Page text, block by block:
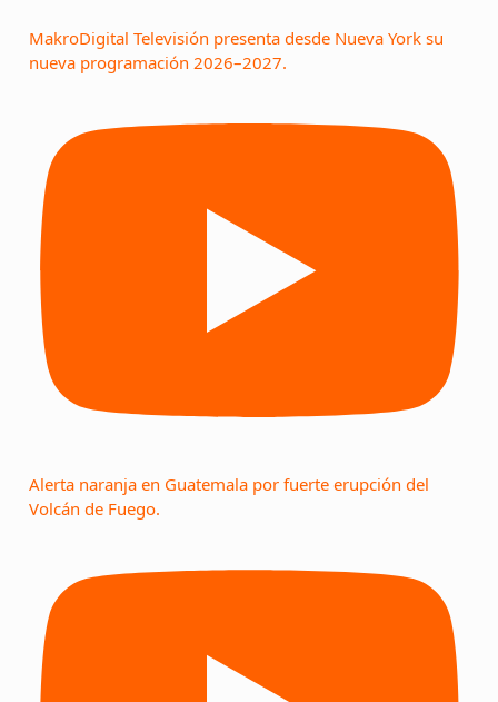
MakroDigital Televisión presenta desde Nueva York su
nueva programación 2026–2027.
Alerta naranja en Guatemala por fuerte erupción del
Volcán de Fuego.